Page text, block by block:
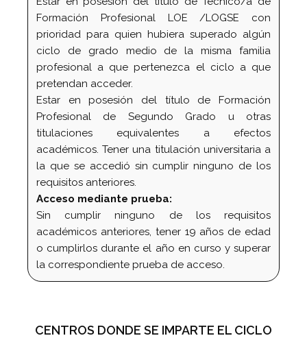
Formación Profesional LOE /LOGSE con
prioridad para quien hubiera superado algún
ciclo de grado medio de la misma familia
profesional a que pertenezca el ciclo a que
pretendan acceder.
Estar en posesión del título de Formación
Profesional de Segundo Grado u otras
titulaciones equivalentes a efectos
académicos. Tener una titulación universitaria a
la que se accedió sin cumplir ninguno de los
requisitos anteriores.
Acceso mediante prueba:
Sin cumplir ninguno de los requisitos
académicos anteriores, tener 19 años de edad
o cumplirlos durante el año en curso y superar
la correspondiente prueba de acceso.
CENTROS DONDE SE IMPARTE EL CICLO